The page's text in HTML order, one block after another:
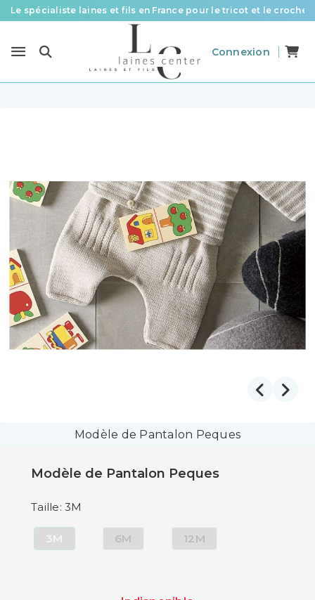
Le spécialiste laines et fils en France pour le tricot et le crochet
Livraison offerte à partir de 58 € d’achat
Connexion
Modèle de Pantalon Peques
Modèle de Pantalon Peques
Taille: 3M
3M 6M 12M